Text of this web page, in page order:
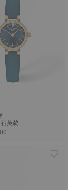
19.5 mm • 石英款